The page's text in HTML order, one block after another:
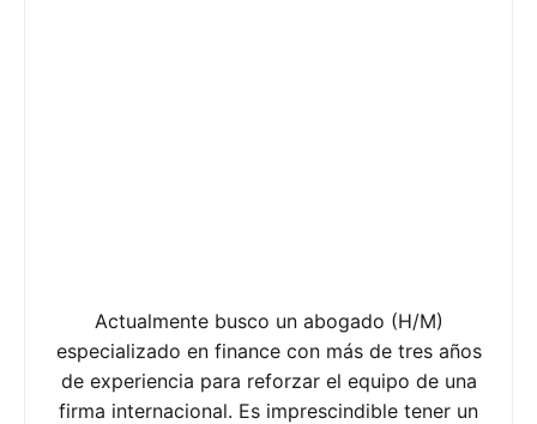
Actualmente busco un abogado (H/M)
especializado en finance con más de tres años
de experiencia para reforzar el equipo de una
firma internacional. Es imprescindible tener un